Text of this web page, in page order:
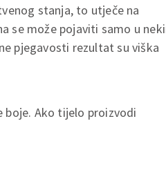
stanja, to utječe na
se može pojaviti samo u
pjegavosti rezultat su viška
Ako tijelo proizvodi